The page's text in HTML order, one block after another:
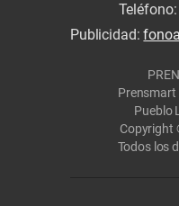
Publicidad:
Prensmart
Pueblo
Copyright
Todos los